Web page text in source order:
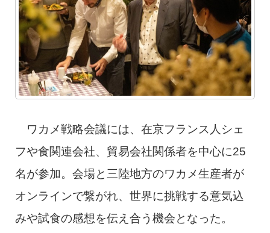
ワカメ戦略会議には、在京フランス人シェ
フや食関連会社、貿易会社関係者を中心に25
名が参加。会場と三陸地方のワカメ生産者が
オンラインで繋がれ、世界に挑戦する意気込
みや試食の感想を伝え合う機会となった。